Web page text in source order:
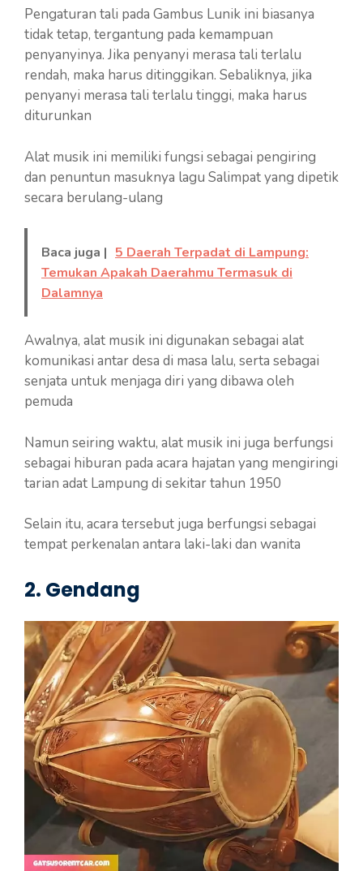
Pengaturan tali pada Gambus Lunik ini biasanya
tidak tetap, tergantung pada kemampuan
penyanyinya. Jika penyanyi merasa tali terlalu
rendah, maka harus ditinggikan. Sebaliknya, jika
penyanyi merasa tali terlalu tinggi, maka harus
diturunkan
Alat musik ini memiliki fungsi sebagai pengiring
dan penuntun masuknya lagu Salimpat yang dipetik
secara berulang-ulang
Baca juga | 5 Daerah Terpadat di Lampung:
Temukan Apakah Daerahmu Termasuk di
Dalamnya
Awalnya, alat musik ini digunakan sebagai alat
komunikasi antar desa di masa lalu, serta sebagai
senjata untuk menjaga diri yang dibawa oleh
pemuda
Namun seiring waktu, alat musik ini juga berfungsi
sebagai hiburan pada acara hajatan yang mengiringi
tarian adat Lampung di sekitar tahun 1950
Selain itu, acara tersebut juga berfungsi sebagai
tempat perkenalan antara laki-laki dan wanita
2. Gendang